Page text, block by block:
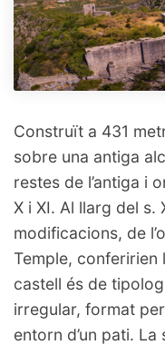
Construït a 431
sobre una antiga
restes de l’antiga i
X i XI. Al llarg del s.
modificacions, de
Temple, conferirien
castell és de
irregular, format
entorn d’un pati.